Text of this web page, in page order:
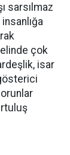
sarsılmaz
elinde çok
isar